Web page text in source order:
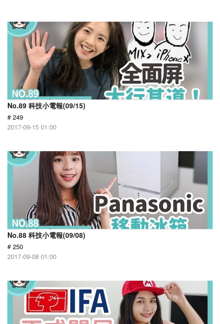
No.89 科技小電報(09/15)
# 249
2017-09-15 01:00
No.88 科技小電報(09/08)
# 250
2017-09-08 01:00